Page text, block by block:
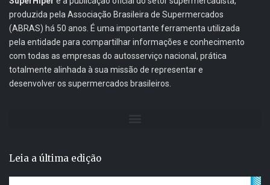
produzida pela Associação Brasileira de Supermercados
(ABRAS) há 50 anos. É uma importante ferramenta utilizada
pela entidade para compartilhar informações e conhecimento
com todas as empresas do autosserviço nacional, prática
totalmente alinhada à sua missão de representar e
desenvolver os supermercados brasileiros.
Leia a última edição